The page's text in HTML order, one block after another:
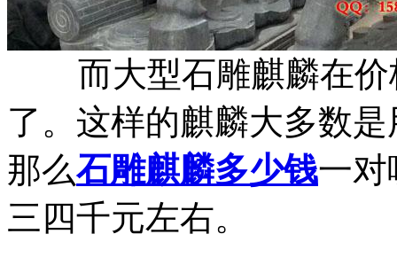
而大型石雕麒麟在价
了。这样的麒麟大多数
那么石雕麒麟多少钱一对
三四千元左右。